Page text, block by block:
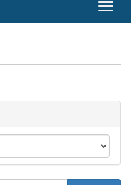
ניווט